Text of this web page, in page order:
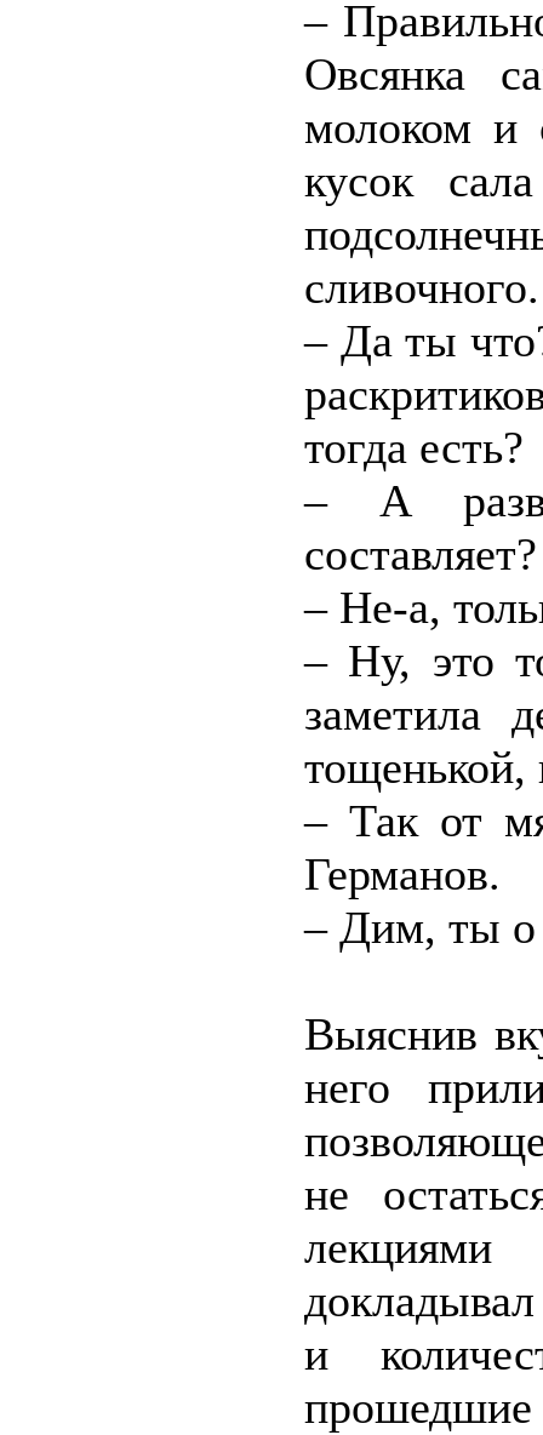
–
Овсянка
молоком и
кусок
сливочного.
– Да ты
тогда есть?
– А
составляет?
– Не-а,
– Ну, это
заметила
– Так от
Германов.
– Дим, ты о
Выяснив
него
не
и
прошедшие